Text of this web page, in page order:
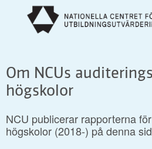
Om NCUs
högskolor
NCU publicerar rapporterna
högskolor (2018-) på denna